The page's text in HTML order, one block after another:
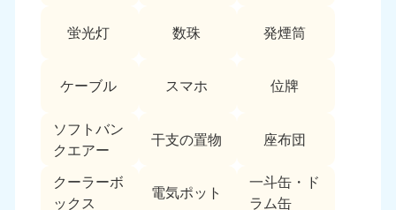
蛍光灯 数珠 発煙筒
ケーブル スマホ 位牌
ソフトバン
クエアー
干支の置物 座布団
クーラーボ
ックス
電気ポット
一斗缶・ド
ラム缶
9:00〜19:00 年中無休 9:00〜19:00 年中無休
長崎県
050-1880-9891
鹿児島県
050-1880-9889
大分県
050-1880-9893
9:00〜19:00 年中無休
050-1880-9890
9:00〜19:00 年中無休